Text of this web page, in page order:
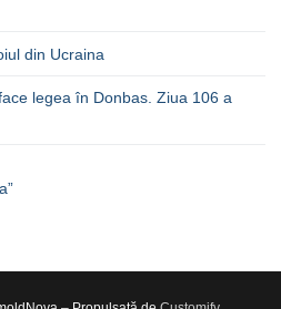
din Ucraina
legea în Donbas. Ziua 106 a